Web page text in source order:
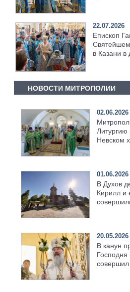
22.07.2026
Епископ
в Казани в
НОВОСТИ МИТРОПОЛИИ
02.06.2026
Литургию
Невском
01.06.2026
В Духов
Кирилл и
20.05.2026
В канун